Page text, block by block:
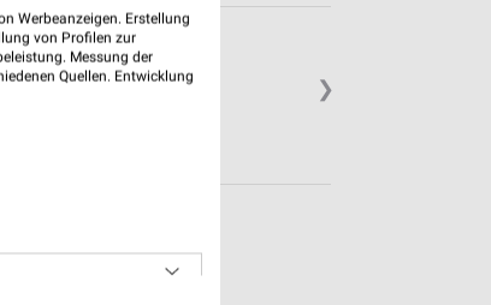
❯
Werbeanzeigen. Erstellung
von Profilen zur
Messung der
Quellen. Entwicklung